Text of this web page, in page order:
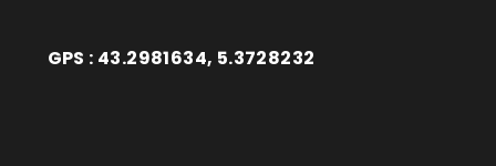
GPS : 43.2981634, 5.3728232